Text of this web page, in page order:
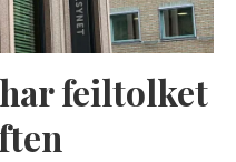
feiltolket